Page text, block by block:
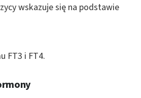
wskazuje się na podstawie
FT3 i FT4.